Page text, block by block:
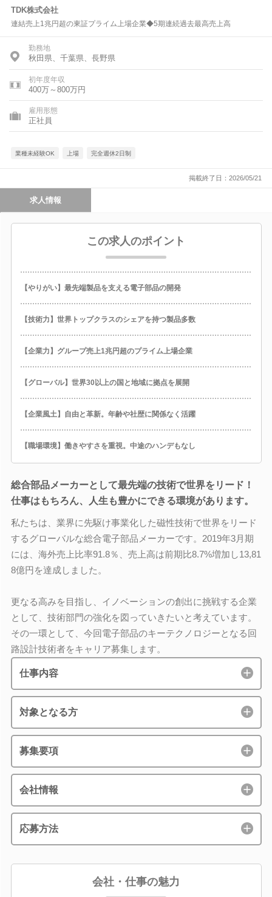
TDK株式会社
連結売上1兆円超の東証プライム上場企業◆5期連続過去最高売上高
勤務地
秋田県、千葉県、長野県
初年度年収
400万～800万円
雇用形態
正社員
業種未経験OK 上場 完全週休2日制
掲載終了日：2026/05/21
求人情報
この求人のポイント
【やりがい】最先端製品を支える電子部品の開発
【技術力】世界トップクラスのシェアを持つ製品多数
【企業力】グループ売上1兆円超のプライム上場企業
【グローバル】世界30以上の国と地域に拠点を展開
【企業風土】自由と革新。年齢や社歴に関係なく活躍
【職場環境】働きやすさを重視。中途のハンデもなし
総合部品メーカーとして最先端の技術で世界をリード！
仕事はもちろん、人生も豊かにできる環境があります。
私たちは、業界に先駆け事業化した磁性技術で世界をリード
するグローバルな総合電子部品メーカーです。2019年3月期
には、海外売上比率91.8％、売上高は前期比8.7%増加し13,81
8億円を達成しました。
更なる高みを目指し、イノベーションの創出に挑戦する企業
として、技術部門の強化を図っていきたいと考えています。
その一環として、今回電子部品のキーテクノロジーとなる回
路設計技術者をキャリア募集します。
仕事内容
対象となる方
募集要項
会社情報
応募方法
会社・仕事の魅力